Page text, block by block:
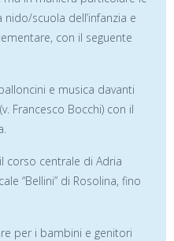
scuola dell’infanzia e
con il seguente
e musica davanti
Francesco Bocchi) con il
corso centrale di Adria
“Bellini” di Rosolina, fino
per i bambini e genitori